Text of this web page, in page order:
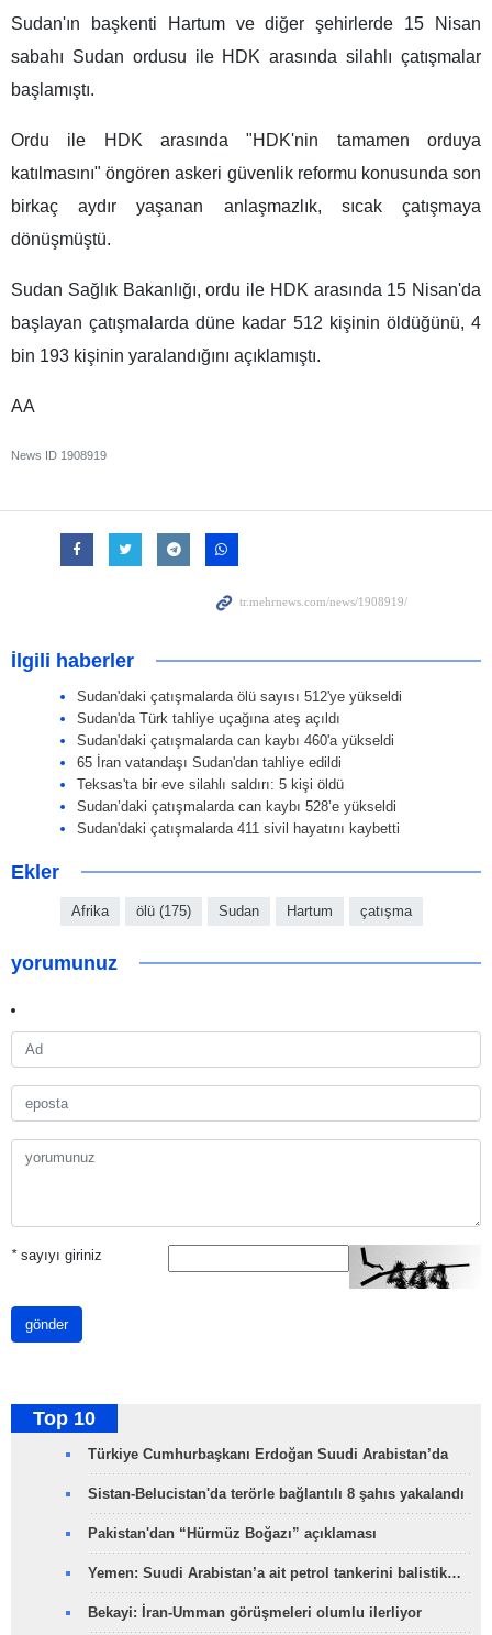
Sudan'ın başkenti Hartum ve diğer şehirlerde 15 Nisan
sabahı Sudan ordusu ile HDK arasında silahlı çatışmalar
başlamıştı.
Ordu ile HDK arasında "HDK'nin tamamen orduya
katılmasını" öngören askeri güvenlik reformu konusunda son
birkaç aydır yaşanan anlaşmazlık, sıcak çatışmaya
dönüşmüştü.
Sudan Sağlık Bakanlığı, ordu ile HDK arasında 15 Nisan'da
başlayan çatışmalarda düne kadar 512 kişinin öldüğünü, 4
bin 193 kişinin yaralandığını açıklamıştı.
AA
News ID 1908919
İlgili haberler
Sudan'daki çatışmalarda ölü sayısı 512'ye yükseldi
Sudan'da Türk tahliye uçağına ateş açıldı
Sudan'daki çatışmalarda can kaybı 460'a yükseldi
65 İran vatandaşı Sudan'dan tahliye edildi
Teksas'ta bir eve silahlı saldırı: 5 kişi öldü
Sudan’daki çatışmalarda can kaybı 528’e yükseldi
Sudan'daki çatışmalarda 411 sivil hayatını kaybetti
Ekler
Afrika ölü (175) Sudan Hartum çatışma
yorumunuz
*sayıyı giriniz
gönder
Top 10
Türkiye Cumhurbaşkanı Erdoğan Suudi Arabistan’da
Sistan-Belucistan'da terörle bağlantılı 8 şahıs yakalandı
Pakistan'dan “Hürmüz Boğazı” açıklaması
Yemen: Suudi Arabistan’a ait petrol tankerini balistik…
Bekayi: İran-Umman görüşmeleri olumlu ilerliyor